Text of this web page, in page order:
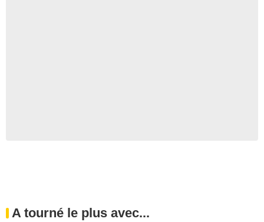
A tourné le plus avec...